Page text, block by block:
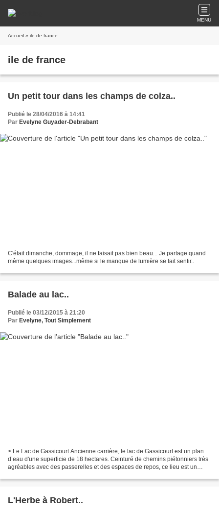
MENU
Accueil » ile de france
ile de france
Un petit tour dans les champs de colza..
Publié le 28/04/2016 à 14:41
Par Evelyne Guyader-Debrabant
C'était dimanche, dommage, il ne faisait pas bien beau... Je partage quand
même quelques images...même si le manque de lumière se fait sentir..
Balade au lac..
Publié le 03/12/2015 à 21:20
Par Evelyne, Tout Simplement
> Le Lac de Gassicourt Ancienne carrière, le lac de Gassicourt est un plan
d’eau d'une superficie de 18 hectares. Ceinturé de chemins piétonniers très
agréables avec des passerelles et des espaces de repos, ce lieu est un
L'Herbe à Robert..